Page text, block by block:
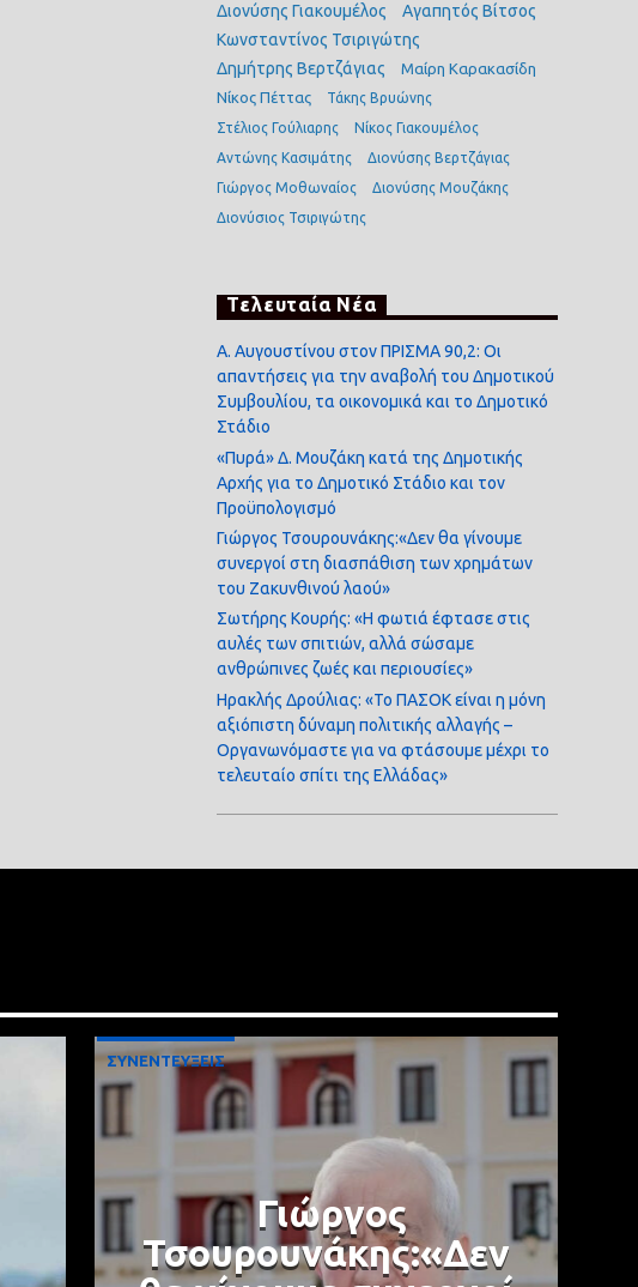
Διονύσης Γιακουμέλος
Αγαπητός Βίτσος
Κωνσταντίνος Τσιριγώτης
Δημήτρης Βερτζάγιας
Μαίρη Καρακασίδη
Νίκος Πέττας
Τάκης Βρυώνης
Στέλιος Γούλιαρης
Νίκος Γιακουμέλος
Αντώνης Κασιμάτης
Διονύσης Βερτζάγιας
Γιώργος Μοθωναίος
Διονύσης Μουζάκης
Διονύσιος Τσιριγώτης
Τελευταία Νέα
Α. Αυγουστίνου στον ΠΡΙΣΜΑ 90,2: Οι
απαντήσεις για την αναβολή του Δημοτικού
Συμβουλίου, τα οικονομικά και το Δημοτικό
Στάδιο
«Πυρά» Δ. Μουζάκη κατά της Δημοτικής
Αρχής για το Δημοτικό Στάδιο και τον
Προϋπολογισμό
Γιώργος Τσουρουνάκης:«Δεν θα γίνουμε
συνεργοί στη διασπάθιση των χρημάτων
του Ζακυνθινού λαού»
Σωτήρης Κουρής: «Η φωτιά έφτασε στις
αυλές των σπιτιών, αλλά σώσαμε
ανθρώπινες ζωές και περιουσίες»
Ηρακλής Δρούλιας: «Το ΠΑΣΟΚ είναι η μόνη
αξιόπιστη δύναμη πολιτικής αλλαγής –
Οργανωνόμαστε για να φτάσουμε μέχρι το
τελευταίο σπίτι της Ελλάδας»
ΣΥΝΕΝΤΕΥΞΕΙΣ
Γιώργος
Τσουρουνάκης:«Δεν